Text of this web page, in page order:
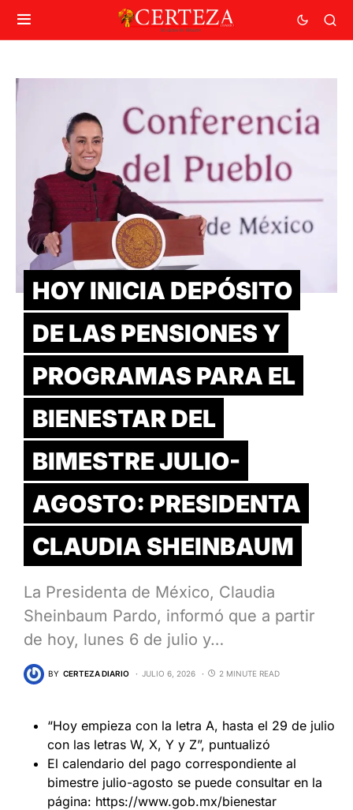
HOY INICIA DEPÓSITO
DE LAS PENSIONES Y
PROGRAMAS PARA EL
BIENESTAR DEL
BIMESTRE JULIO-
AGOSTO: PRESIDENTA
CLAUDIA SHEINBAUM
La Presidenta de México, Claudia
Sheinbaum Pardo, informó que a partir
de hoy, lunes 6 de julio y…
BY CERTEZA DIARIO JULIO 6, 2026 2 MINUTE READ
“Hoy empieza con la letra A, hasta el 29 de julio
con las letras W, X, Y y Z”, puntualizó
El calendario del pago correspondiente al
bimestre julio-agosto se puede consultar en la
página: https://www.gob.mx/bienestar